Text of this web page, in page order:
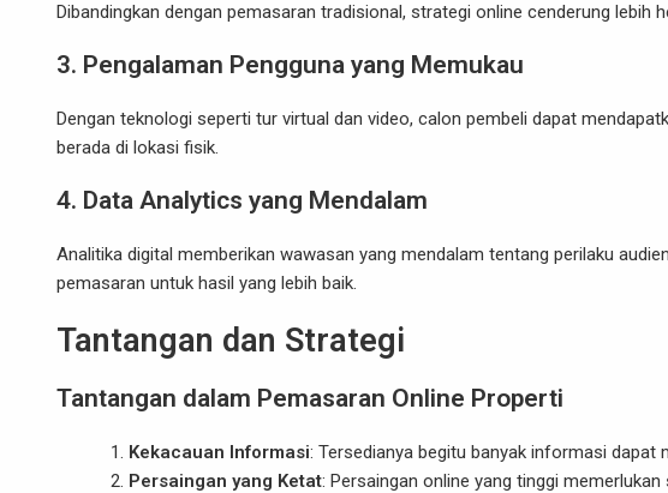
Dibandingkan dengan pemasaran tradisional, strategi online cenderung lebih
3. Pengalaman Pengguna yang Memukau
Dengan teknologi seperti tur virtual dan video, calon pembeli dapat
berada di lokasi fisik.
4. Data Analytics yang Mendalam
Analitika digital memberikan wawasan yang mendalam tentang perilaku
pemasaran untuk hasil yang lebih baik.
Tantangan dan Strategi
Tantangan dalam Pemasaran Online Properti
Kekacauan Informasi: Tersedianya begitu banyak informasi dapat
Persaingan yang Ketat: Persaingan online yang tinggi